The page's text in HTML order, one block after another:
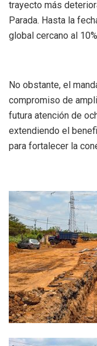
trayecto más
Parada. Hasta la
global cercano al
No obstante, el
compromiso de
futura atención de
extendiendo el
para fortalecer la